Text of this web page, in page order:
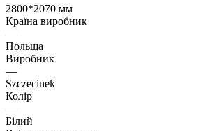
2800*2070 мм
Країна виробник
—
Польща
Виробник
—
Szczecinek
Колір
—
Білий